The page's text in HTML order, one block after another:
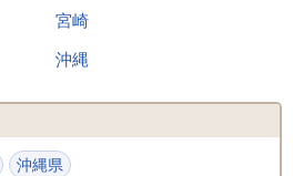
宮崎
沖縄
沖縄県